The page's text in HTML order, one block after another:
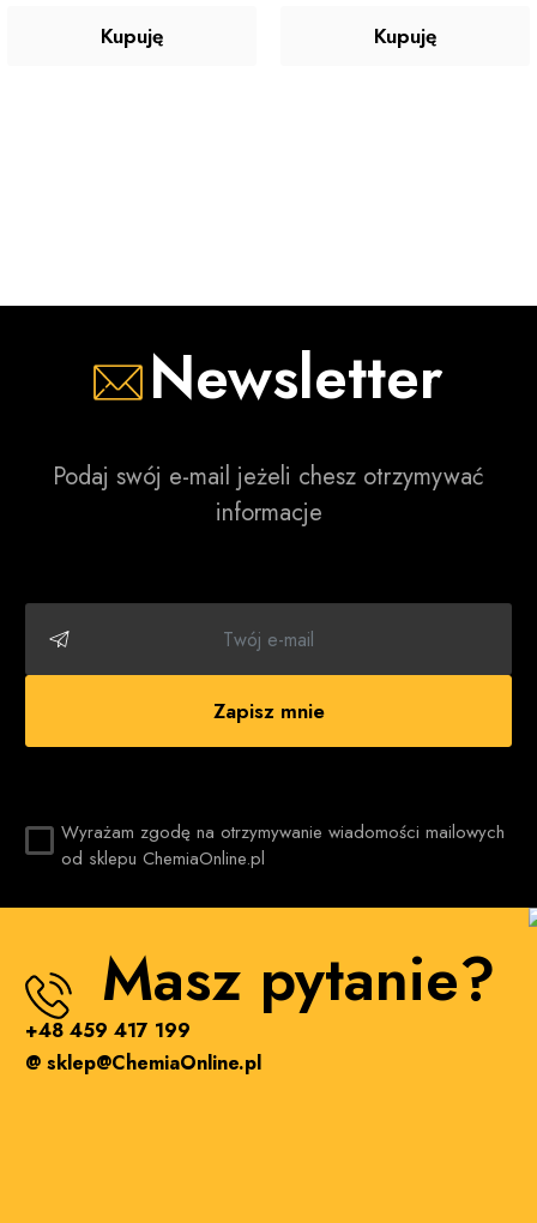
Kupuję Kupuję
Newsletter
Podaj swój e-mail jeżeli chesz otrzymywać
informacje
Zapisz mnie
Wyrażam zgodę na otrzymywanie wiadomości mailowych
od sklepu ChemiaOnline.pl
Masz pytanie?
+48 459 417 199
@ sklep@ChemiaOnline.pl